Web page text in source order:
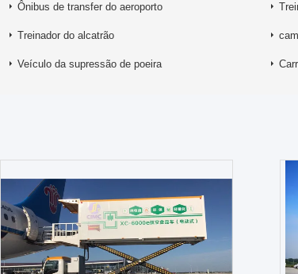
Ônibus de transfer do aeroporto
Treinador do alcatrão
Veículo da supressão de poeira